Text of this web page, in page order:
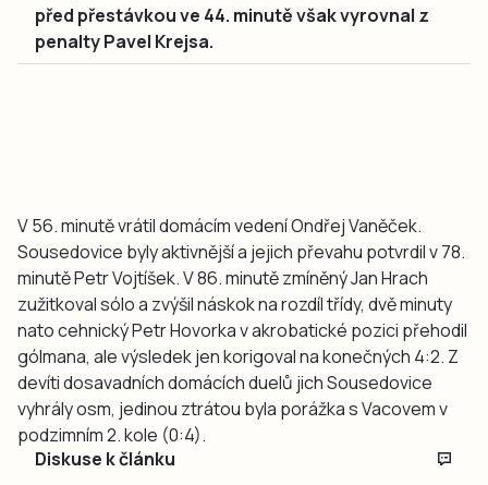
před přestávkou ve 44. minutě však vyrovnal z
penalty Pavel Krejsa.
V 56. minutě vrátil domácím vedení Ondřej Vaněček.
Sousedovice byly aktivnější a jejich převahu potvrdil v 78.
minutě Petr Vojtíšek. V 86. minutě zmíněný Jan Hrach
zužitkoval sólo a zvýšil náskok na rozdíl třídy, dvě minuty
nato cehnický Petr Hovorka v akrobatické pozici přehodil
gólmana, ale výsledek jen korigoval na konečných 4:2. Z
devíti dosavadních domácích duelů jich Sousedovice
vyhrály osm, jedinou ztrátou byla porážka s Vacovem v
podzimním 2. kole (0:4).
Diskuse k článku